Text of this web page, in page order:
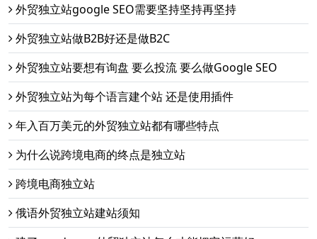
外贸独立站google SEO需要坚持坚持再坚持
外贸独立站做B2B好还是做B2C
外贸独立站要想有询盘 要么投流 要么做Google SEO
外贸独立站为每个语言建个站 还是使用插件
年入百万美元的外贸独立站都有哪些特点
为什么说跨境电商的终点是独立站
跨境电商独立站
俄语外贸独立站建站须知